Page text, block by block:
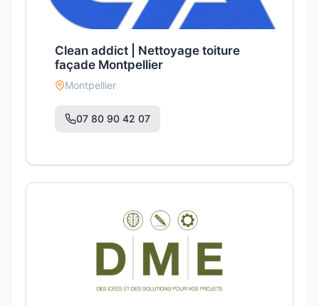
Clean addict | Nettoyage toiture
façade Montpellier
Montpellier
07 80 90 42 07